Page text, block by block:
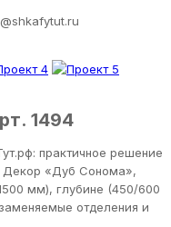
1494
практичное решение
Декор «Дуб Сонома»,
мм), глубине (450/600
отделения и